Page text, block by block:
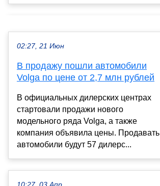
02:27, 21 Июн
В продажу пошли автомобили
Volga по цене от 2,7 млн рублей
В официальных дилерских центрах
стартовали продажи нового
модельного ряда Volga, а также
компания объявила цены. Продавать
автомобили будут 57 дилерс...